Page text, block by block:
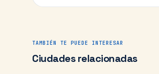
TAMBIÉN TE PUEDE INTERESAR
Ciudades relacionadas